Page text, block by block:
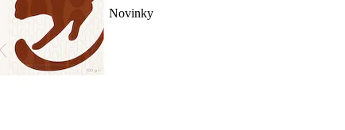
Novinky